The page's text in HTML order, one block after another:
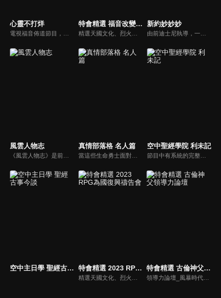
心靈不打烊
電視福音佈道節目，由前主播何戎主持，有別於以往的節目風格，將繼續提供最具平安與感動的心靈音樂饗宴。
特會精選 福音改變一切的大能
精選天國文化、烈火特會、超自然大能與使徒性教會等特會，幫助我們更加明白神的心意，好讓我們的生命能走在神的道路上進入命定。
新約妙妙妙
由前迪士尼執導，一部傳述耶穌生平與門徒故事的動畫系列影片。故事背景均在兩千年前，雖然年代久遠，但是人類對生命的詮釋與內在真正的基本需求，卻始終未曾改變。人物性格、劇情、遭遇等情境雖然與今日景況相異，但是故事背後同樣都有一個亙古不移的共同主題－愛，以及關於愛的圓滿落實。
風雲人物志
《風雲人物志》是前迪士尼導演執導的名人故事系列，讓孩子從世界名人身上學會堅持夢想、永不放棄。透過每一集完整介紹，不但可以幫助小朋友看見這些名人在各領域如何奉獻一生、造福人群，還能激勵他們效法美好的品德，進一步啟發他們對傳記文學的閱讀興趣。
真情部落格 名人篇
當這些生命勇士面對自己生命中的難題時，選擇靠著信靠耶穌來勇敢勝過，這些可愛的基督徒們，願意把自己生命裡最黑暗軟弱的一面和大家分享，為的就是將來自天上那最美好的福分帶給人們，每一個有血有淚的生命見證，都是最震撼人心的蛻變，最深刻的真實。
空中聖經學院 利未記
節目中有系統的完整講解聖經真理，邀請受過解經講道訓練的老師，按著正意分解真理的道，帶領弟兄姊妹更深的了解聖經的浩瀚與偉大
空中主日學 聖經古事今談 特會精選 2023 RPG為國復興禱告會
精選天國文化、烈火特會、超自然大能與使徒性教會等特會，幫助我們更加明白神的心意，好讓我們的生命能走在神的道路上進入命定。
特會精選 古倫神父領導力論壇
領導力論壇_風暴時代的領導與工作，由天主教Anselm Grun古倫神父主講，會中提到領導力的原則：首在勿評斷自己，先接納自我，先處理負面情緒，在工作上落實祈禱，在態度上能充分信任下屬，亦在改善個人性工作耗竭的四個面向上得以精進： 一、從負面得到的力量 二、處在別人期待中 三、維持表面功夫 四、忽略身心疲憊 五、外在的期望 在做好領導工作前要先認識自己，好的領導者會先接納自己，察覺內在的情緒，透過察覺內在轉化為正面力量。